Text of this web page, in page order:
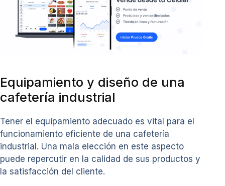
Equipamiento y diseño de una
cafetería industrial
Tener el equipamiento adecuado es vital para el
funcionamiento eficiente de una cafetería
industrial. Una mala elección en este aspecto
puede repercutir en la calidad de sus productos y
la satisfacción del cliente.